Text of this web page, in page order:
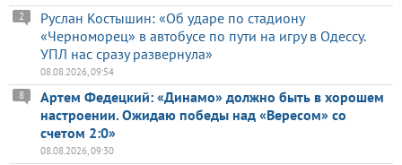
Руслан Костышин: «Об ударе по стадиону
«Черноморец» в автобусе по пути на игру в Одессу.
УПЛ нас сразу развернула»
2
08.08.2026, 09:54
Артем Федецкий: «Динамо» должно быть в хорошем
настроении. Ожидаю победы над «Вересом» со
счетом 2:0»
8
08.08.2026, 09:30